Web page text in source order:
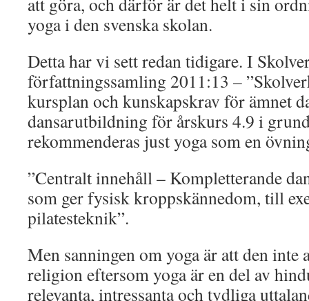
yoga i den svenska skolan.
Detta har vi sett redan tidigare. I
författningssamling 2011:13 –
kursplan och kunskapskrav för ämnet
dansarutbildning för årskurs 4.9 i
rekommenderas just yoga som en
”Centralt innehåll – Kompletterande
som ger fysisk kroppskännedom, till
pilatesteknik”.
Men sanningen om yoga är att den
religion eftersom yoga är en del av
relevanta, intressanta och tydliga